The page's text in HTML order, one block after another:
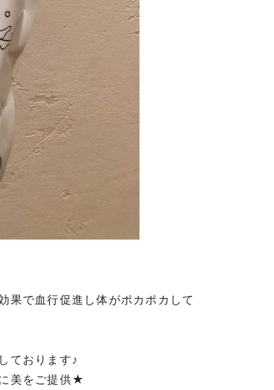
果で血行促進し体がポカポカして
ております♪
美をご提供★